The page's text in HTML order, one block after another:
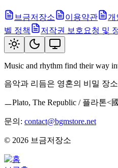
브금저장소 이용약관 개
벨 정책
저작권 보호요청 및
Music and rhythm find their way
음악과 리듬은 영혼의 비밀 장
ㅡPlato, The Republic / 플라톤<
문의: contact@bgmstore.net
© 2026 브금저장소